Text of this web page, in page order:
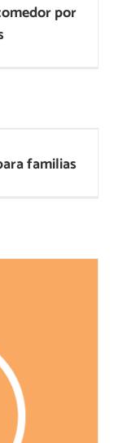
por
familias
familias
de